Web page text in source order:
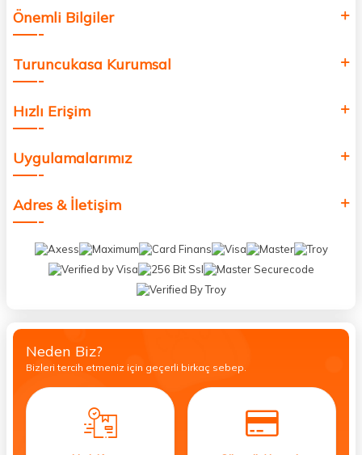
Önemli Bilgiler
Turuncukasa Kurumsal
Hızlı Erişim
Uygulamalarımız
Adres & İletişim
Neden Biz?
Bizleri tercih etmeniz için geçerli birkaç sebep.